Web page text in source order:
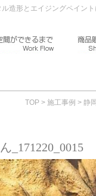
ル造形とエイジングペイン
～ 夢の空間が
TOP > 施工事例 > 静
_171220_0015